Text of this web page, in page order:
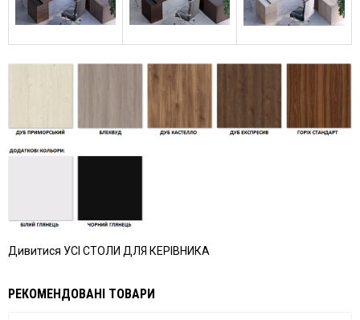
Дивитися УСІ СТОЛИ ДЛЯ КЕРІВНИКА
РЕКОМЕНДОВАНІ ТОВАРИ